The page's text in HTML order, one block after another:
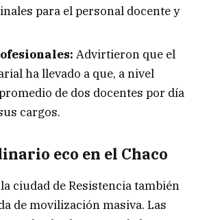
para el personal docente y
Advirtieron que el
ha llevado a que, a nivel
de dos docentes por día
cargos.
eco en el Chaco
ciudad de Resistencia también
de movilización masiva. Las